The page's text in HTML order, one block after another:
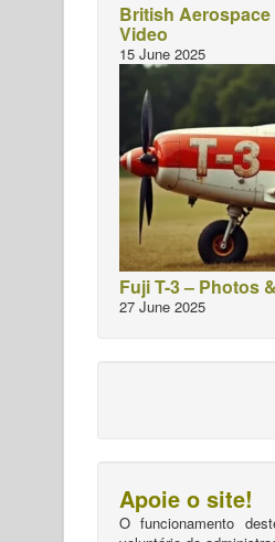
British
Video
15 June 2025
Fuji T-3 – Photos
27 June 2025
Apoie o site!
O funcionamento